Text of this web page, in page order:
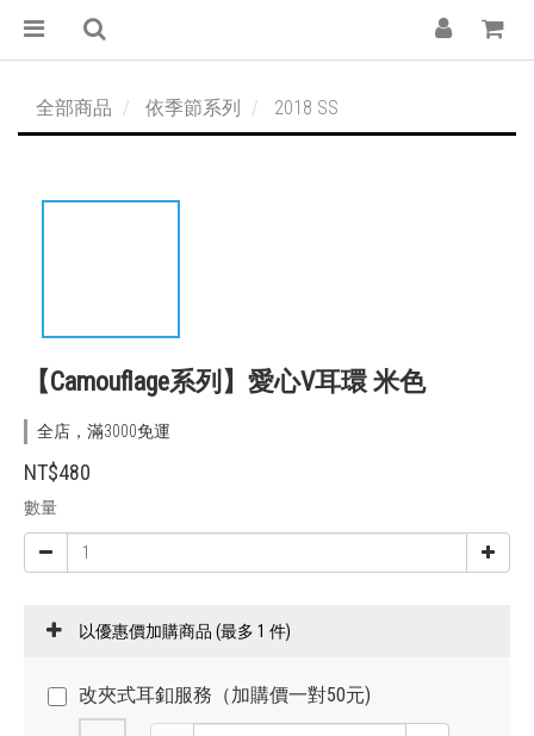
全部商品 依季節系列 2018 SS
【Camouflage系列】愛心V耳環 米色
全店，滿3000免運
NT$480
數量
以優惠價加購商品 (最多 1 件)
改夾式耳釦服務（加購價一對50元)